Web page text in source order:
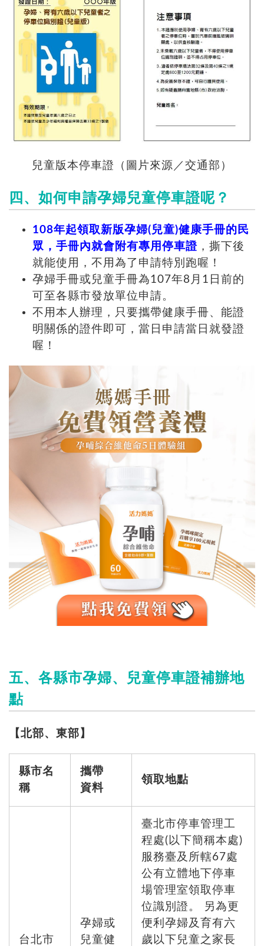
兒童版本停車證（圖片來源／交通部）
四、如何申請孕婦兒童停車證呢？
108年起領取新版孕婦(兒童)健康手冊的民
眾，手冊內就會附有專用停車證 ，撕下後
就能使用，不用為了申請特別跑喔！
孕婦手冊或兒童手冊為107年8月1日前的
可至各縣市發放單位申請。
不用本人辦理，只要攜帶健康手冊、能證
明關係的證件即可，當日申請當日就發證
喔！
五、各縣市孕婦、兒童停車證補辦地
點
【北部、東部】
縣市名
稱
攜帶
資料
領取地點
台北市
孕婦或
兒童健
臺北市停車管理工
程處(以下簡稱本處)
服務臺及所轄67處
公有立體地下停車
場管理室領取停車
位識別證。 另為更
便利孕婦及育有六
歲以下兒童之家長